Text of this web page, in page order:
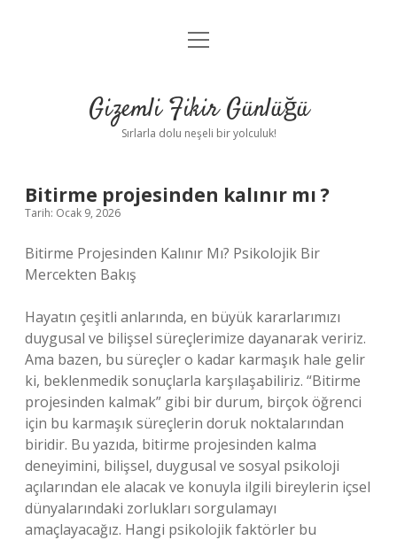
Anasayfa
Yasal Uyarı
menüyü
Gizemli Fikir Günlüğü
Sırlarla dolu neşeli bir yolculuk!
Bitirme projesinden kalınır mı ?
Tarih: Ocak 9, 2026
Bitirme Projesinden Kalınır Mı? Psikolojik Bir
Mercekten Bakış
Hayatın çeşitli anlarında, en büyük kararlarımızı
duygusal ve bilişsel süreçlerimize dayanarak veririz.
Ama bazen, bu süreçler o kadar karmaşık hale gelir
ki, beklenmedik sonuçlarla karşılaşabiliriz. “Bitirme
projesinden kalmak” gibi bir durum, birçok öğrenci
için bu karmaşık süreçlerin doruk noktalarından
biridir. Bu yazıda, bitirme projesinden kalma
deneyimini, bilişsel, duygusal ve sosyal psikoloji
açılarından ele alacak ve konuyla ilgili bireylerin içsel
dünyalarındaki zorlukları sorgulamayı
amaçlayacağız. Hangi psikolojik faktörler bu